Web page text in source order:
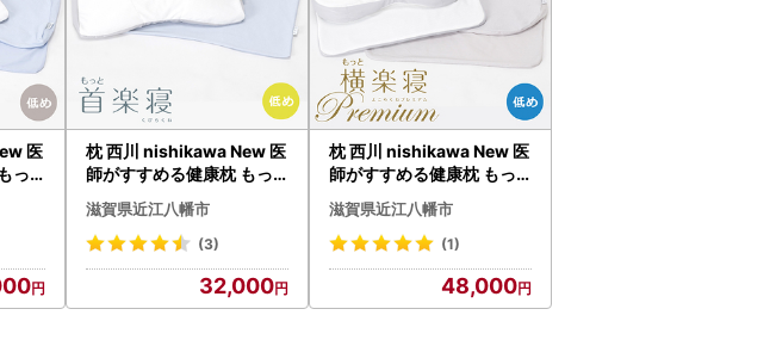
医
っ
ロ
ー
枕 西川 nishikawa New 医
師がすすめる健康枕 もっ
と首楽寝 ピローケース付
き 低め ブルー P353W ま
くら
滋賀県近江八幡市
(3)
32,000
枕 西川 nishikawa New 医
師がすすめる健康枕 もっ
と横楽寝 プレミアム ピロ
ーケース付き 低め グレー
P366W まくら
滋賀県近江八幡市
(1)
48,000